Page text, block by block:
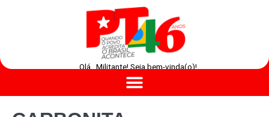
Olá , Militante! Seja bem-vinda(o)!